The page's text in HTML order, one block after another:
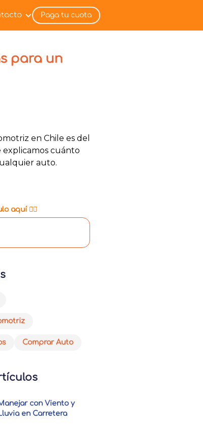
Paga tu cuota
para un
en Chile es del
explicamos cuánto
auto.
aquí 👇🏼
Comprar Auto
con Viento y
en Carretera